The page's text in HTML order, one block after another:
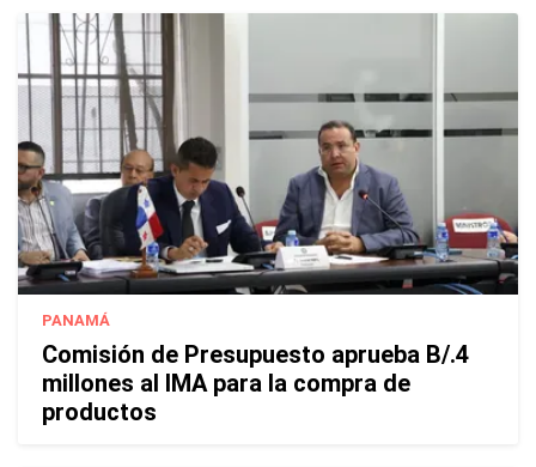
PANAMÁ
Comisión de Presupuesto aprueba B/.4
millones al IMA para la compra de
productos